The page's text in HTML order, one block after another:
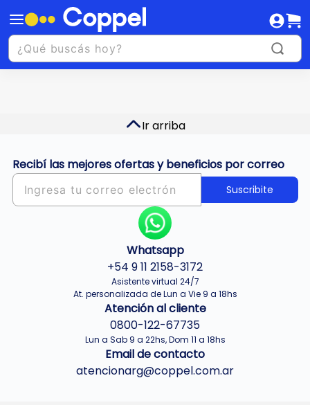
Ir arriba
Recibí las mejores ofertas y beneficios por correo
Suscribite
Whatsapp
+54 9 11 2158-3172
Asistente virtual 24/7
At. personalizada de Lun a Vie 9 a 18hs
Atención al cliente
0800-122-67735
Lun a Sab 9 a 22hs, Dom 11 a 18hs
Email de contacto
atencionarg@coppel.com.ar